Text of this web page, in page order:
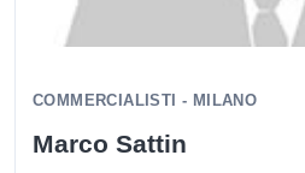
COMMERCIALISTI - MILANO
Marco Sattin